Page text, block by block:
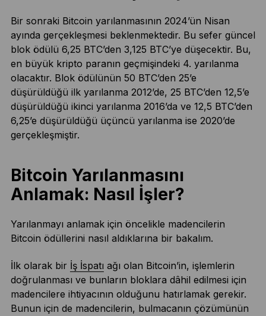
Bir sonraki Bitcoin yarılanmasının 2024’ün Nisan
ayında gerçekleşmesi beklenmektedir. Bu sefer güncel
blok ödülü 6,25 BTC’den 3,125 BTC’ye düşecektir. Bu,
en büyük kripto paranın geçmişindeki 4. yarılanma
olacaktır. Blok ödülünün 50 BTC’den 25’e
düşürüldüğü ilk yarılanma 2012’de, 25 BTC’den 12,5’e
düşürüldüğü ikinci yarılanma 2016’da ve 12,5 BTC’den
6,25’e düşürüldüğü üçüncü yarılanma ise 2020’de
gerçekleşmiştir.
Bitcoin Yarılanmasını
Anlamak: Nasıl İşler?
Yarılanmayı anlamak için öncelikle madencilerin
Bitcoin ödüllerini nasıl aldıklarına bir bakalım.
İlk olarak bir İş İspatı ağı olan Bitcoin’in, işlemlerin
doğrulanması ve bunların bloklara dâhil edilmesi için
madencilere ihtiyacının olduğunu hatırlamak gerekir.
Bunun için de madencilerin, bulmacanın çözümünün